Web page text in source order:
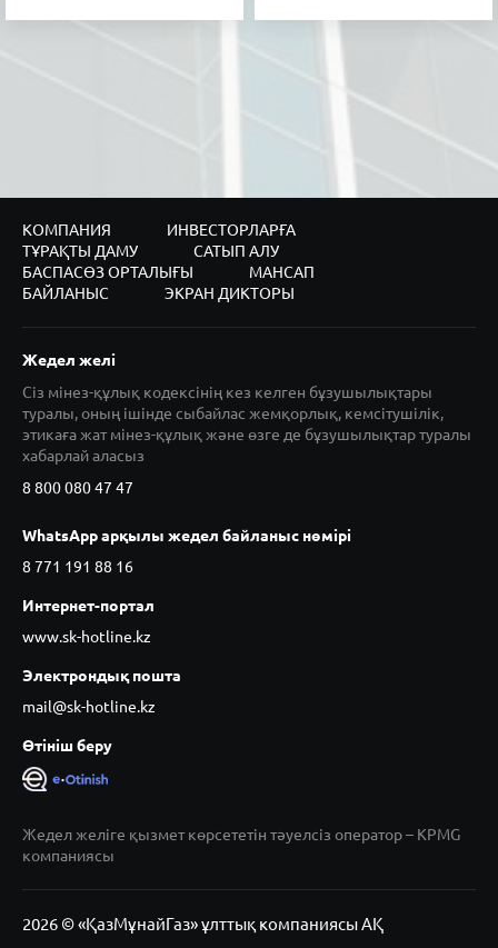
КОМПАНИЯ
ИНВЕСТОРЛАРҒА
ТҰРАҚТЫ ДАМУ
САТЫП АЛУ
БАСПАСӨЗ ОРТАЛЫҒЫ
МАНСАП
БАЙЛАНЫС
ЭКРАН ДИКТОРЫ
Жедел желі
Сіз мінез-құлық кодексінің кез келген бұзушылықтары
туралы, оның ішінде сыбайлас жемқорлық, кемсітушілік,
этикаға жат мінез-құлық және өзге де бұзушылықтар туралы
хабарлай аласыз
8 800 080 47 47
WhatsApp арқылы жедел байланыс нөмірі
8 771 191 88 16
Интернет-портал
www.sk-hotline.kz
Электрондық пошта
mail@sk-hotline.kz
Өтініш беру
Жедел желіге қызмет көрсететін тәуелсіз оператор – KPMG
компаниясы
2026 © «ҚазМұнайГаз» ұлттық компаниясы АҚ